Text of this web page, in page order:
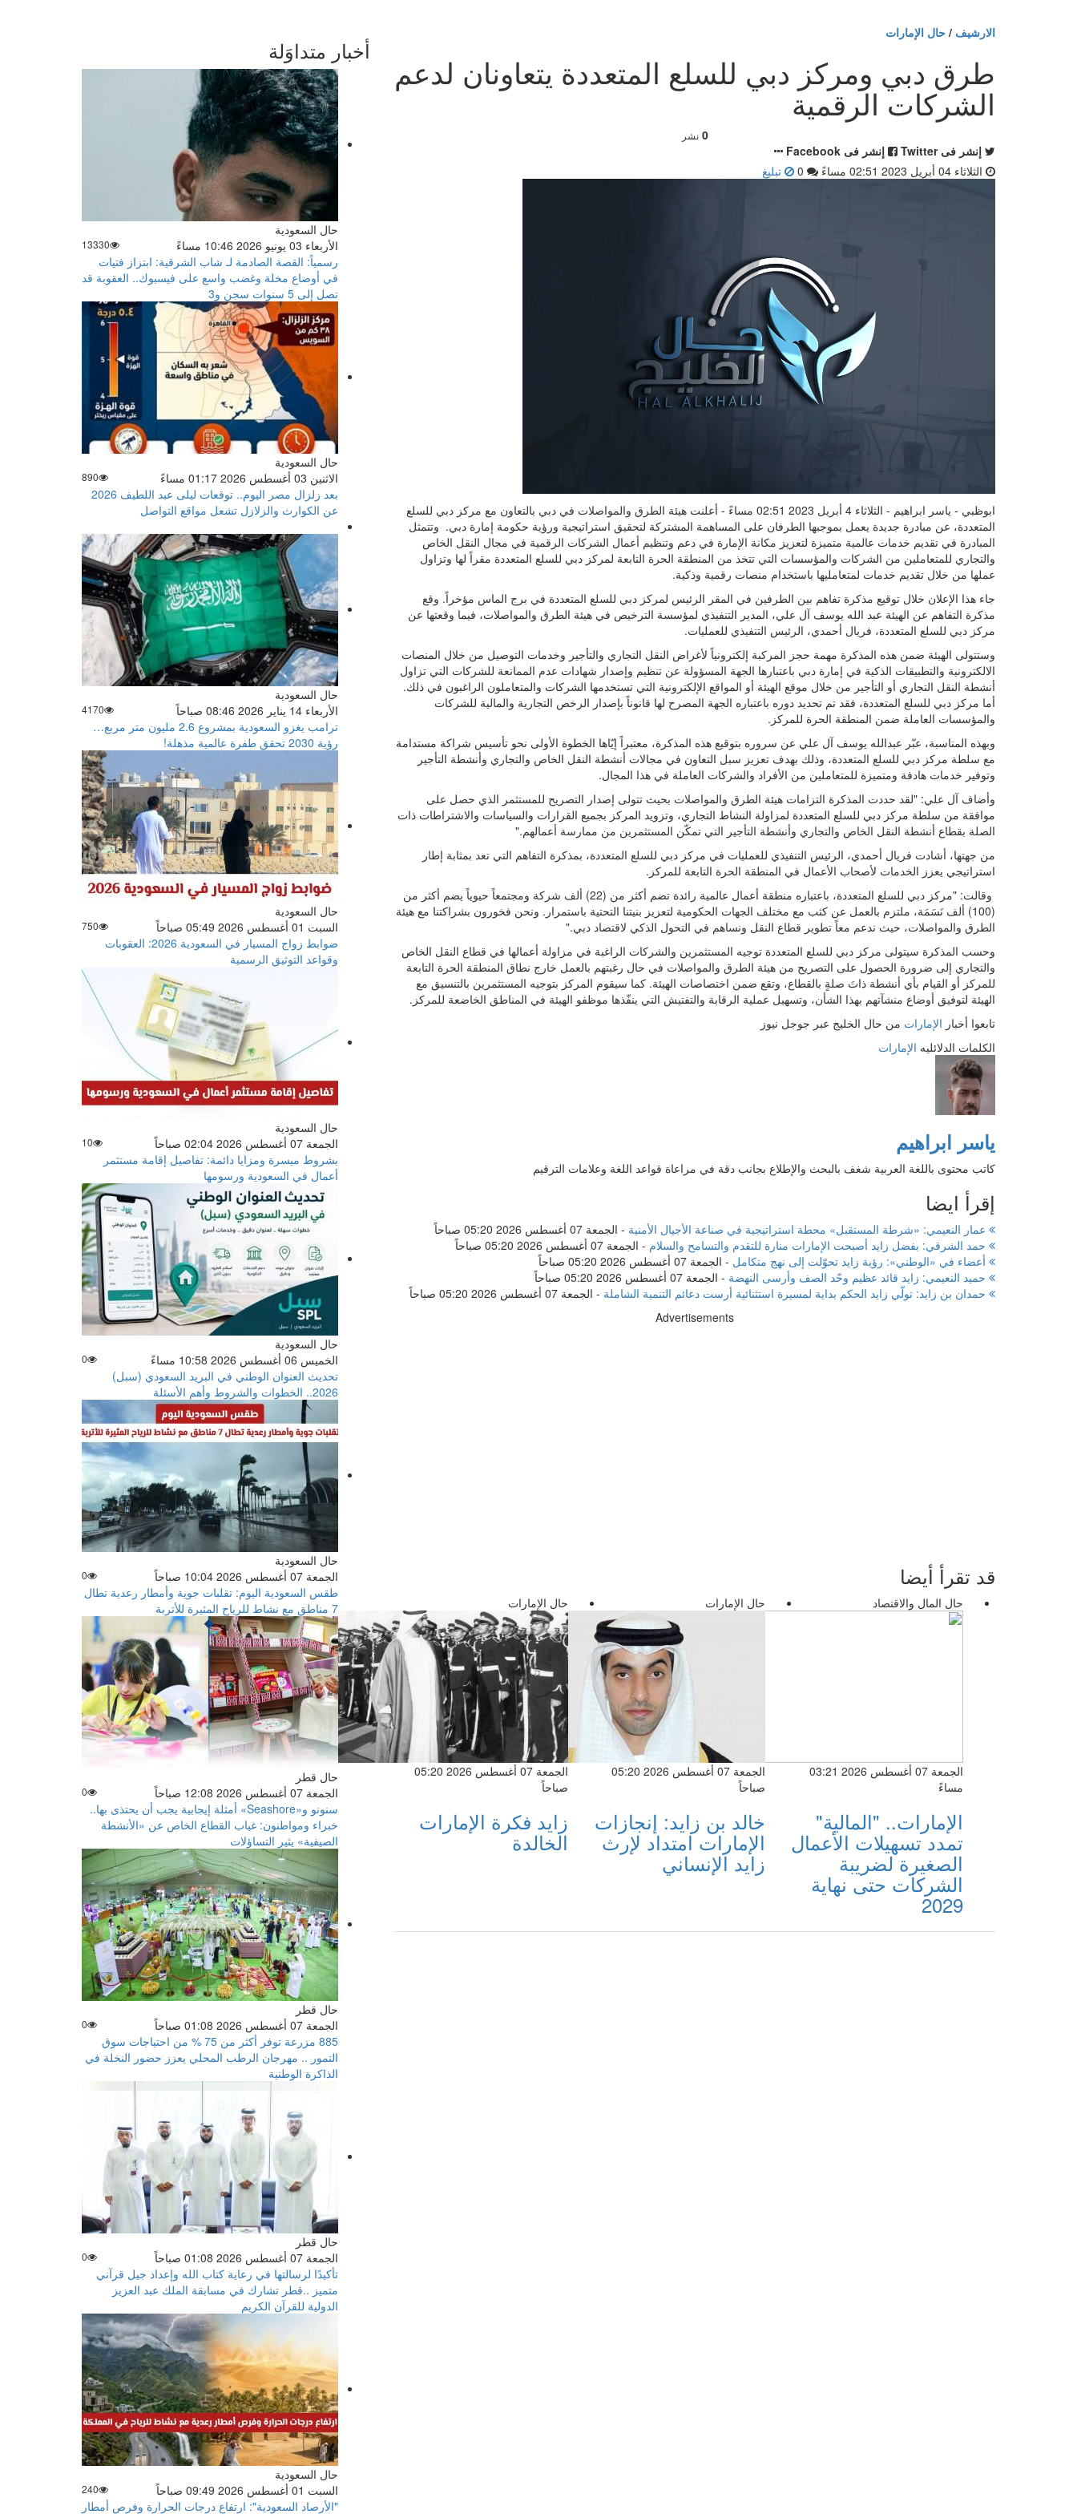
الارشيف / حال الإمارات
طرق دبي ومركز دبي للسلع المتعددة يتعاونان لدعم
الشركات الرقمية
0 نشر
إنشر فى Twitter
إنشر فى Facebook
الثلاثاء 04 أبريل 2023 02:51 مساءً
تبليغ
ابوظبي - ياسر ابراهيم - الثلاثاء 4 أبريل 2023 02:51 مساءً - أعلنت هيئة الطرق والمواصلات في دبي بالتعاون مع مركز دبي للسلع
المتعددة، عن مبادرة جديدة يعمل بموجبها الطرفان على المساهمة المشتركة لتحقيق استراتيجية ورؤية حكومة إمارة دبي. وتتمثل
المبادرة في تقديم خدمات عالمية متميزة لتعزيز مكانة الإمارة في دعم وتنظيم أعمال الشركات الرقمية في مجال النقل الخاص
والتجاري للمتعاملين من الشركات والمؤسسات التي تتخذ من المنطقة الحرة التابعة لمركز دبي للسلع المتعددة مقراً لها وتزاول
عملها من خلال تقديم خدمات لمتعامليها باستخدام منصات رقمية وذكية.
جاء هذا الإعلان خلال توقيع مذكرة تفاهم بين الطرفين في المقر الرئيس لمركز دبي للسلع المتعددة في برج الماس مؤخراً. وقع
مذكرة التفاهم عن الهيئة عبد الله يوسف آل علي، المدير التنفيذي لمؤسسة الترخيص في هيئة الطرق والمواصلات، فيما وقعتها عن
مركز دبي للسلع المتعددة، فريال أحمدي، الرئيس التنفيذي للعمليات.
وستتولى الهيئة ضمن هذه المذكرة مهمة حجز المركبة إلكترونياً لأغراض النقل التجاري والتأجير وخدمات التوصيل من خلال المنصات
الالكترونية والتطبيقات الذكية في إمارة دبي باعتبارها الجهة المسؤولة عن تنظيم وإصدار شهادات عدم الممانعة للشركات التي تزاول
أنشطة النقل التجاري أو التأجير من خلال موقع الهيئة أو المواقع الإلكترونية التي تستخدمها الشركات والمتعاملون الراغبون في ذلك.
أما مركز دبي للسلع المتعددة، فقد تم تحديد دوره باعتباره الجهة المصرح لها قانوناً بإصدار الرخص التجارية والمالية للشركات
والمؤسسات العاملة ضمن المنطقة الحرة للمركز.
وبهذه المناسبة، عبّر عبدالله يوسف آل علي عن سروره بتوقيع هذه المذكرة، معتبراً إيّاها الخطوة الأولى نحو تأسيس شراكة مستدامة
مع سلطة مركز دبي للسلع المتعددة، وذلك بهدف تعزيز سبل التعاون في مجالات أنشطة النقل الخاص والتجاري وأنشطة التأجير
وتوفير خدمات هادفة ومتميزة للمتعاملين من الأفراد والشركات العاملة في هذا المجال.
وأضاف آل علي: "لقد حددت المذكرة التزامات هيئة الطرق والمواصلات بحيث تتولى إصدار التصريح للمستثمر الذي حصل على
موافقة من سلطة مركز دبي للسلع المتعددة لمزاولة النشاط التجاري، وتزويد المركز بجميع القرارات والسياسات والاشتراطات ذات
الصلة بقطاع أنشطة النقل الخاص والتجاري وأنشطة التأجير التي تمكّن المستثمرين من ممارسة أعمالهم."
من جهتها، أشادت فريال أحمدي، الرئيس التنفيذي للعمليات في مركز دبي للسلع المتعددة، بمذكرة التفاهم التي تعد بمثابة إطار
استراتيجي يعزز الخدمات لأصحاب الأعمال في المنطقة الحرة التابعة للمركز.
وقالت: "مركز دبي للسلع المتعددة، باعتباره منطقة أعمال عالمية رائدة تضم أكثر من (22) ألف شركة ومجتمعاً حيوياً يضم أكثر من
(100) ألف نَسَمَة، ملتزم بالعمل عن كثب مع مختلف الجهات الحكومية لتعزيز بنيتنا التحتية باستمرار. ونحن فخورون بشراكتنا مع هيئة
الطرق والمواصلات، حيث ندعم معاً تطوير قطاع النقل ونساهم في التحول الذكي لاقتصاد دبي."
وحسب المذكرة سيتولى مركز دبي للسلع المتعددة توجيه المستثمرين والشركات الراغبة في مزاولة أعمالها في قطاع النقل الخاص
والتجاري إلى ضرورة الحصول على التصريح من هيئة الطرق والمواصلات في حال رغبتهم بالعمل خارج نطاق المنطقة الحرة التابعة
للمركز أو القيام بأي أنشطة ذاتَ صلةٍ بالقطاع، وتقع ضمن اختصاصات الهيئة. كما سيقوم المركز بتوجيه المستثمرين بالتنسيق مع
الهيئة لتوفيق أوضاع منشآتهم بهذا الشأن، وتسهيل عملية الرقابة والتفتيش التي ينفّذها موظفو الهيئة في المناطق الخاضعة للمركز.
تابعوا أخبار الإمارات من حال الخليج عبر جوجل نيوز
الكلمات الدلائليه الإمارات
ياسر ابراهيم
كاتب محتوى باللغة العربية شغف بالبحث والإطلاع بجانب دقة في مراعاة قواعد اللغة وعلامات الترقيم
إقرأ ايضا
عمار النعيمي: «شرطة المستقبل» محطة استراتيجية في صناعة الأجيال الأمنية - الجمعة 07 أغسطس 2026 05:20 صباحاً
حمد الشرقي: بفضل زايد أصبحت الإمارات منارة للتقدم والتسامح والسلام - الجمعة 07 أغسطس 2026 05:20 صباحاً
أعضاء في «الوطني»: رؤية زايد تحوّلت إلى نهج متكامل - الجمعة 07 أغسطس 2026 05:20 صباحاً
حميد النعيمي: زايد قائد عظيم وحّد الصف وأرسى النهضة - الجمعة 07 أغسطس 2026 05:20 صباحاً
حمدان بن زايد: تولّي زايد الحكم بداية لمسيرة استثنائية أرست دعائم التنمية الشاملة - الجمعة 07 أغسطس 2026 05:20 صباحاً
Advertisements
قد تقرأ أيضا
حال المال والاقتصاد
الجمعة 07 أغسطس 2026 03:21
مساءً
الإمارات.. "المالية"
تمدد تسهيلات الأعمال
الصغيرة لضريبة
الشركات حتى نهاية
2029
حال الإمارات
الجمعة 07 أغسطس 2026 05:20
صباحاً
خالد بن زايد: إنجازات
الإمارات امتداد لإرث
زايد الإنساني
حال الإمارات
الجمعة 07 أغسطس 2026 05:20
صباحاً
زايد فكرة الإمارات
الخالدة
أخبار متداوَلة
حال السعودية
الأربعاء 03 يونيو 2026 10:46 مساءً
13330
رسمياً: القصة الصادمة لـ شاب الشرقية: ابتزاز فتيات
في أوضاع مخلة وغضب واسع على فيسبوك.. العقوبة قد
تصل إلى 5 سنوات سجن و3
حال السعودية
الاثنين 03 أغسطس 2026 01:17 مساءً
890
بعد زلزال مصر اليوم.. توقعات ليلى عبد اللطيف 2026
عن الكوارث والزلازل تشعل مواقع التواصل
حال السعودية
الأربعاء 14 يناير 2026 08:46 صباحاً
4170
ترامب يغزو السعودية بمشروع 2.6 مليون متر مربع…
رؤية 2030 تحقق طفرة عالمية مذهلة!
حال السعودية
السبت 01 أغسطس 2026 05:49 صباحاً
750
ضوابط زواج المسيار في السعودية 2026: العقوبات
وقواعد التوثيق الرسمية
حال السعودية
الجمعة 07 أغسطس 2026 02:04 صباحاً
10
بشروط ميسرة ومزايا دائمة: تفاصيل إقامة مستثمر
أعمال في السعودية ورسومها
حال السعودية
الخميس 06 أغسطس 2026 10:58 مساءً
0
تحديث العنوان الوطني في البريد السعودي (سبل)
2026.. الخطوات والشروط وأهم الأسئلة
حال السعودية
الجمعة 07 أغسطس 2026 10:04 صباحاً
0
طقس السعودية اليوم: تقلبات جوية وأمطار رعدية تطال
7 مناطق مع نشاط للرياح المثيرة للأتربة
حال قطر
الجمعة 07 أغسطس 2026 12:08 صباحاً
0
سنونو و«Seashore» أمثلة إيجابية يجب أن يحتذى بها..
خبراء ومواطنون: غياب القطاع الخاص عن «الأنشطة
الصيفية» يثير التساؤلات
حال قطر
الجمعة 07 أغسطس 2026 01:08 صباحاً
0
885 مزرعة توفر أكثر من 75 % من احتياجات سوق
التمور .. مهرجان الرطب المحلي يعزز حضور النخلة في
الذاكرة الوطنية
حال قطر
الجمعة 07 أغسطس 2026 01:08 صباحاً
0
تأكيدًا لرسالتها في رعاية كتاب الله وإعداد جيل قرآني
متميز ..قطر تشارك في مسابقة الملك عبد العزيز
الدولية للقرآن الكريم
حال السعودية
السبت 01 أغسطس 2026 09:49 صباحاً
240
"الأرصاد السعودية": ارتفاع درجات الحرارة وفرص أمطار